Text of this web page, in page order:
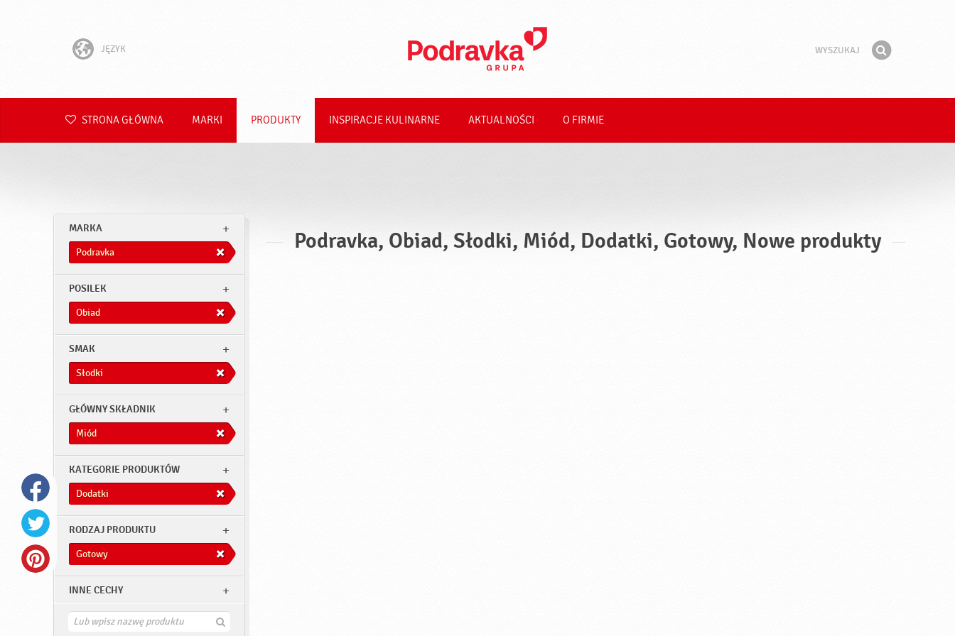
JĘZYK
Hrvatski
Română
STRONA GŁÓWNA MARKI PRODUKTY INSPIRACJE KULINARNE AKTUALNOŚCI O FIRMIE
MARKA
Podravka
POSILEK
Obiad
SMAK
Słodki
GŁÓWNY SKŁADNIK
Miód
KATEGORIE PRODUKTÓW
Dodatki
RODZAJ PRODUKTU
Gotowy
INNE CECHY
Z
Podravka, Obiad, Słodki, Miód, Dodatki, Gotowy, Nowe produkty